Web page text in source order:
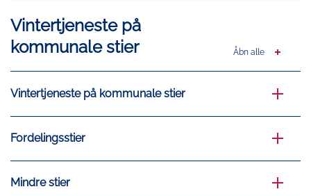
Vintertjeneste på
kommunale stier
Åbn alle
Vintertjeneste på kommunale stier
Fordelingsstier
Mindre stier